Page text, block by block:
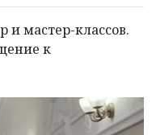
и мастер-классов.
к